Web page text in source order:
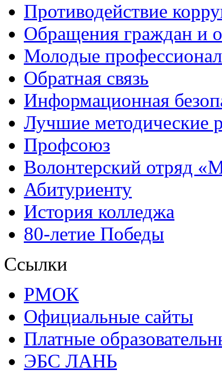
Противодействие
Обращения граждан и
Молодые
Обратная связь
Информационная
Лучшие методические
Профсоюз
Волонтерский отряд
Абитуриенту
История колледжа
80-летие Победы
Ссылки
РМОК
Официальные сайты
Платные
ЭБС ЛАНЬ